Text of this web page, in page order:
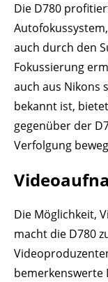
Die D780
auch durch den
Fokussierung
auch aus Nikons
bekannt ist,
gegenüber der
Verfolgung
Die Möglichkeit,
macht die D780
bemerkenswerte